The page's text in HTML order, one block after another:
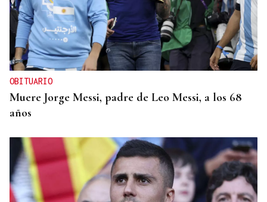
OBITUARIO
Muere Jorge Messi, padre de Leo Messi, a los 68
años